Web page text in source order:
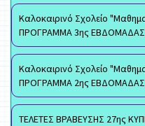
Καλοκαιρινό Σχολείο
ΠΡΟΓΡΑΜΜΑ 3ης ΕΒΔΟΜΑΔΑΣ
Καλοκαιρινό Σχολείο
ΠΡΟΓΡΑΜΜΑ 2ης ΕΒΔΟΜΑΔΑΣ
ΤΕΛΕΤΕΣ ΒΡΑΒΕΥΣΗΣ 27ης